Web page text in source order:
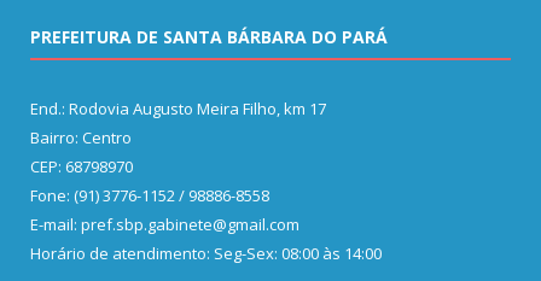
PREFEITURA DE SANTA BÁRBARA DO PARÁ
End.: Rodovia Augusto Meira Filho, km 17
Bairro: Centro
CEP: 68798970
Fone: (91) 3776-1152 / 98886-8558
E-mail: pref.sbp.gabinete@gmail.com
Horário de atendimento: Seg-Sex: 08:00 às 14:00